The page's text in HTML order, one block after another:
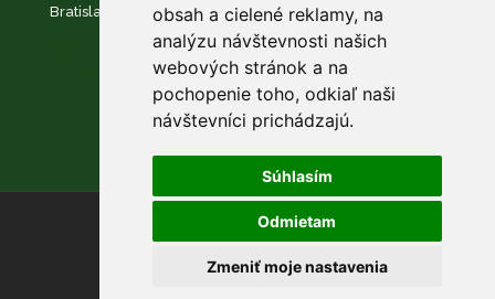
obsah a cielené reklamy, na
analýzu návštevnosti našich
webových stránok a na
pochopenie toho, odkiaľ naši
návštevníci prichádzajú.
Súhlasím
Odmietam
Zmeniť moje nastavenia
Bratislava
https://www.napant.sk/dokumenty/ochrana-osobnych-